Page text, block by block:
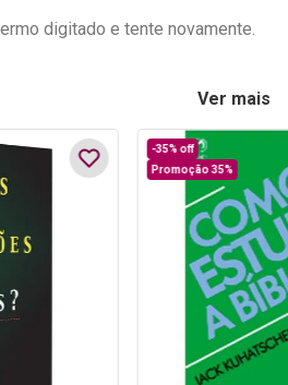
digitado e tente novamente.
Ver mais
-35% off
Promoção 35%